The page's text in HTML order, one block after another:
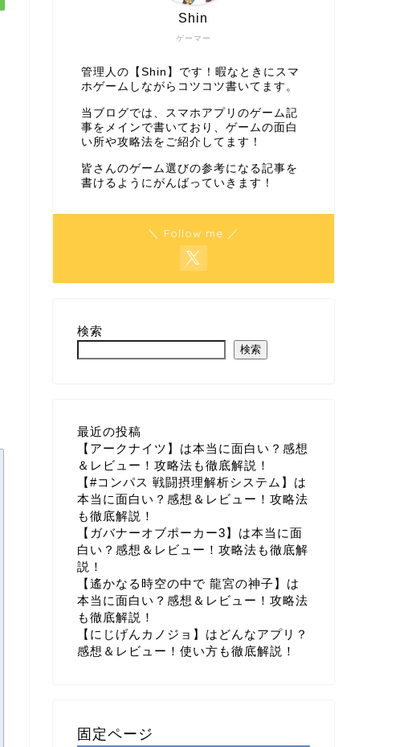
ゲーマー
Shin
管理人の【Shin】です！暇なときにスマ
ホゲームしながらコツコツ書いてます。
当ブログでは、スマホアプリのゲーム記
事をメインで書いており、ゲームの面白
い所や攻略法をご紹介してます！
皆さんのゲーム選びの参考になる記事を
書けるようにがんばっていきます！
＼ Follow me ／
検索
検索
最近の投稿
【アークナイツ】は本当に面白い？感想
＆レビュー！攻略法も徹底解説！
【#コンパス 戦闘摂理解析システム】は
本当に面白い？感想＆レビュー！攻略法
も徹底解説！
【ガバナーオブポーカー3】は本当に面
白い？感想＆レビュー！攻略法も徹底解
説！
【遙かなる時空の中で 龍宮の神子】は
本当に面白い？感想＆レビュー！攻略法
も徹底解説！
【にじげんカノジョ】はどんなアプリ？
感想＆レビュー！使い方も徹底解説！
固定ページ